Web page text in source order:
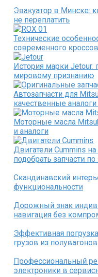
Эвакуатор в Минске:
не переплатить
Технические
современного
История марки Jetour:
мировому признанию
Автозапчасти для
качественные
Моторные масла
и аналоги
Двигатели Cummins
подобрать запчасти
Скандинавский
функциональности
Дорожный знак
навигация без
Эффективная
грузов из полувагонов
Профессиональный
электроники в